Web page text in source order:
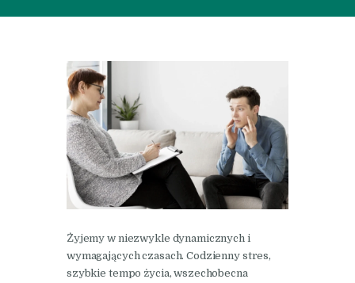
Warsztaty
Żyjemy w niezwykle dynamicznych i
wymagających czasach. Codzienny stres,
szybkie tempo życia, wszechobecna